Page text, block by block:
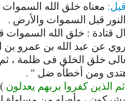
قيل: معناه خلق الله
قبل السموات والأرض .
قتادة : خلق الله السموات
عن عبد الله بن عمرو بن
خلق الخلق فى ظلمة ،
ومن أخطأه ضل " .
ثم الذين كفروا بربهم يعدلون